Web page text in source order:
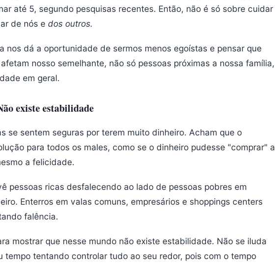
até 5, segundo pesquisas recentes. Então, não é só sobre cuidar
de nós e dos outros.
nos dá a oportunidade de sermos menos egoístas e pensar que
nosso semelhante, não só pessoas próximas a nossa família,
em geral.
existe estabilidade
se sentem seguras por terem muito dinheiro. Acham que o
para todos os males, como se o dinheiro pudesse "comprar" a
a felicidade.
pessoas ricas desfalecendo ao lado de pessoas pobres em
Enterros em valas comuns, empresários e shoppings centers
falência.
mostrar que nesse mundo não existe estabilidade. Não se iluda
tempo tentando controlar tudo ao seu redor, pois com o tempo